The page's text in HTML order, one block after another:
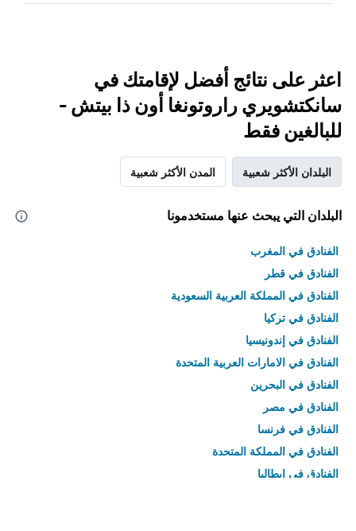
اعثر على نتائج أفضل لإقامتك في
سانكتشويري راروتونغا أون ذا بيتش -
للبالغين فقط
البلدان الأكثر شعبية المدن الأكثر شعبية
البلدان التي يبحث عنها مستخدمونا
الفنادق في المغرب
الفنادق في قطر
الفنادق في المملكة العربية السعودية
الفنادق في تركيا
الفنادق في إندونيسيا
الفنادق في الامارات العربية المتحدة
الفنادق في البحرين
الفنادق في مصر
الفنادق في فرنسا
الفنادق في المملكة المتحدة
الفنادق في إيطاليا